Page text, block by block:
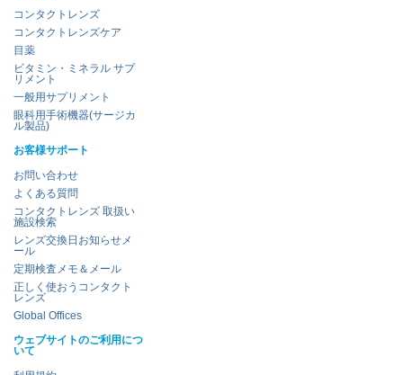
コンタクトレンズ
コンタクトレンズケア
目薬
ビタミン・ミネラル サプ
リメント
一般用サプリメント
眼科用手術機器(サージカ
ル製品)
お客様サポート
お問い合わせ
よくある質問
コンタクトレンズ 取扱い
施設検索
レンズ交換日お知らせメ
ール
定期検査メモ＆メール
正しく使おうコンタクト
レンズ
Global Offices
ウェブサイトのご利用につ
いて